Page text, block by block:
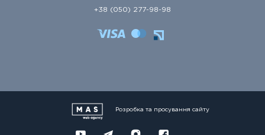
+38 (050) 277-98-98
Розробка та просування сайту